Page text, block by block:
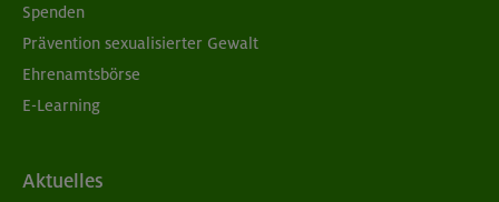
Spenden
Prävention sexualisierter Gewalt
Ehrenamtsbörse
E-Learning
Aktuelles